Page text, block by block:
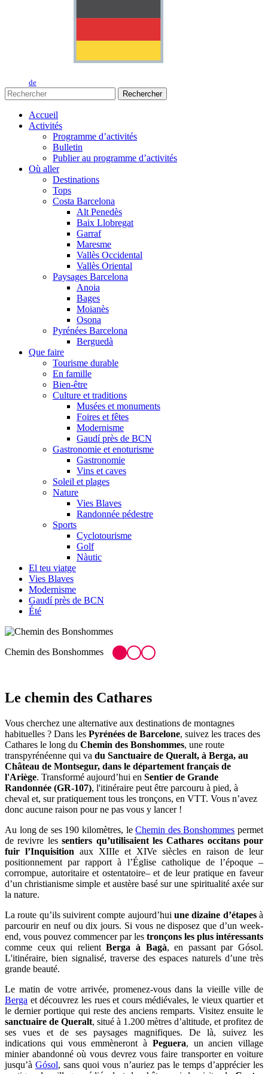
de
Rechercher
Accueil
Activités
Programme d’activités
Bulletin
Publier au programme d’activités
Où aller
Destinations
Tops
Costa Barcelona
Alt Penedès
Baix Llobregat
Garraf
Maresme
Vallès Occidental
Vallès Oriental
Paysages Barcelona
Anoia
Bages
Moianès
Osona
Pyrénées Barcelona
Berguedà
Que faire
Tourisme durable
En famille
Bien-être
Culture et traditions
Musées et monuments
Foires et fêtes
Modernisme
Gaudí près de BCN
Gastronomie et enoturisme
Gastronomie
Vins et caves
Soleil et plages
Nature
Vies Blaves
Randonnée pédestre
Sports
Cyclotourisme
Golf
Nàutic
El teu viatge
Vies Blaves
Modernisme
Gaudí près de BCN
Été
Un des tronçons les plus intéressants qui relie Berga à Bagà
Le chemin des Cathares
Vous cherchez une alternative aux destinations de montagnes
habituelles ? Dans les Pyrénées de Barcelone, suivez les traces des
Cathares le long du Chemin des Bonshommes, une route
transpyrénéenne qui va du Sanctuaire de Queralt, à Berga, au
Château de Montsegur, dans le département français de
l'Ariège. Transformé aujourd’hui en Sentier de Grande
Randonnée (GR-107), l'itinéraire peut être parcouru à pied, à
cheval et, sur pratiquement tous les tronçons, en VTT. Vous n’avez
donc aucune raison pour ne pas vous y lancer !
Au long de ses 190 kilomètres, leChemin des Bonshommes permet
de revivre lessentiers qu’utilisaient les Cathares occitans pour
fuir l’Inquisition aux XIIIe et XIVe siècles en raison de leur
positionnement par rapport à l’Église catholique de l’époque –
corrompue, autoritaire et ostentatoire– et de leur pratique en faveur
d’un christianisme simple et austère basé sur une spiritualité axée sur
la nature.
La route qu’ils suivirent compte aujourd’hui une dizaine d’étapesà
parcourir en neuf ou dix jours. Si vous ne disposez que d’un week-
end, vous pouvez commencer par les tronçons les plus intéressants
comme ceux qui relientBerga à Bagà, en passant par Gósol.
L'itinéraire, bien signalisé, traverse des espaces naturels d’une très
grande beauté.
Le matin de votre arrivée, promenez-vous dans la vieille ville de
Berga et découvrez les rues et cours médiévales, le vieux quartier et
le dernier portique qui reste des anciens remparts. Visitez ensuite le
sanctuaire de Queralt, situé à 1.200 mètres d’altitude, et profitez de
ses vues et de ses paysages magnifiques. De là, suivez les
indications qui vous emmèneront à Peguera, un ancien village
minier abandonné où vous devrez vous faire transporter en voiture
jusqu’àGósol, sans quoi vous n’auriez pas le temps d’apprécier les